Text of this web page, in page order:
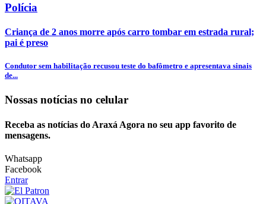
Polícia
Criança de 2 anos morre após carro tombar em estrada rural;
pai é preso
Condutor sem habilitação recusou teste do bafômetro e apresentava sinais
de...
Nossas notícias no celular
Receba as notícias do Araxá Agora no seu app favorito de
mensagens.
Whatsapp
Facebook
Entrar